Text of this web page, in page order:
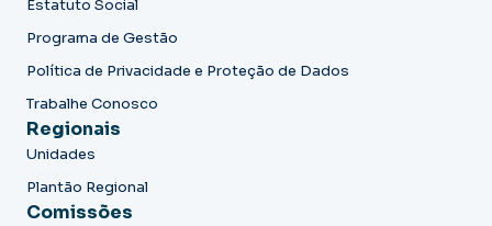
Estatuto Social
Programa de Gestão
Política de Privacidade e Proteção de Dados
Trabalhe Conosco
Regionais
Unidades
Plantão Regional
Comissões